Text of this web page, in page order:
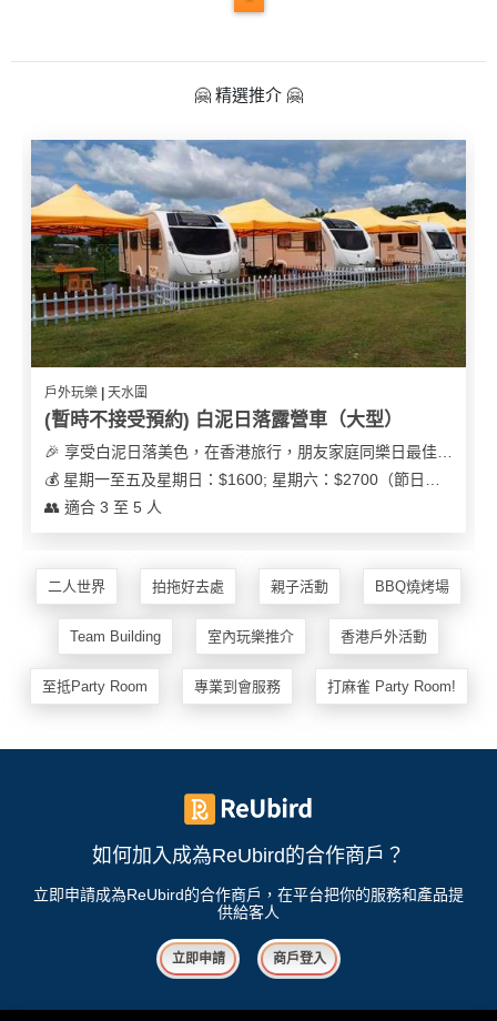
🤗 精選推介 🤗
戶外玩樂 | 天水圍
(暫時不接受預約) 白泥日落露營車（大型）
👥 適合 3 至 5 人
二人世界 拍拖好去處 親子活動 BBQ燒烤場
Team Building 室內玩樂推介 香港戶外活動
至抵Party Room 專業到會服務 打麻雀 Party Room!
如何加入成為ReUbird的合作商戶？
立即申請成為ReUbird的合作商戶，在平台把你的服務和產品提
供給客人
立即申請 商戶登入